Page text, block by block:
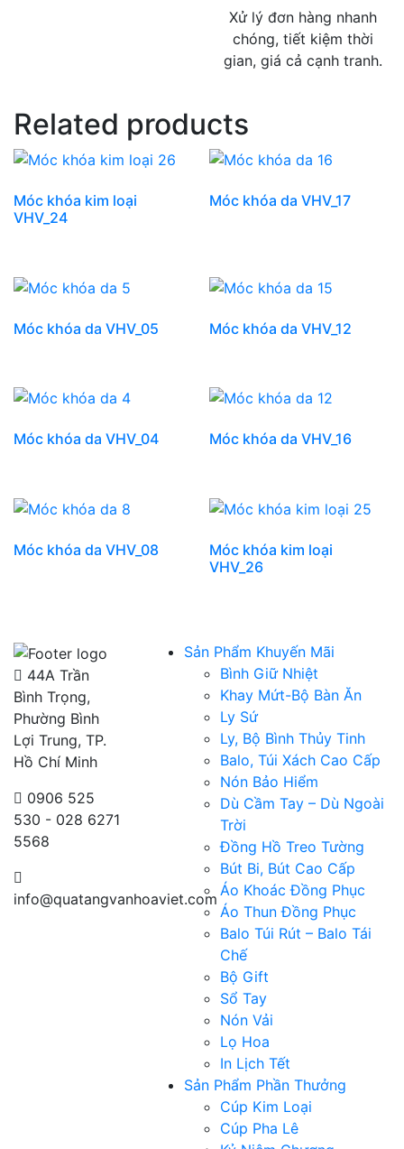
Xử lý đơn hàng nhanh
chóng, tiết kiệm thời
gian, giá cả cạnh tranh.
Related products
Móc khóa kim loại
VHV_24
Móc khóa da VHV_17
Móc khóa da VHV_05 Móc khóa da VHV_12
Móc khóa da VHV_04 Móc khóa da VHV_16
Móc khóa da VHV_08
Móc khóa kim loại
VHV_26
44A Trần
Bình Trọng,
Phường Bình
Lợi Trung, TP.
Hồ Chí Minh
0906 525
530 - 028 6271
5568
info@quatangvanhoaviet.com
Sản Phẩm Khuyến Mãi
Bình Giữ Nhiệt
Khay Mứt-Bộ Bàn Ăn
Ly Sứ
Ly, Bộ Bình Thủy Tinh
Balo, Túi Xách Cao Cấp
Nón Bảo Hiểm
Dù Cầm Tay – Dù Ngoài
Trời
Đồng Hồ Treo Tường
Bút Bi, Bút Cao Cấp
Áo Khoác Đồng Phục
Áo Thun Đồng Phục
Balo Túi Rút – Balo Tái
Chế
Bộ Gift
Sổ Tay
Nón Vải
Lọ Hoa
In Lịch Tết
Sản Phẩm Phần Thưởng
Cúp Kim Loại
Cúp Pha Lê